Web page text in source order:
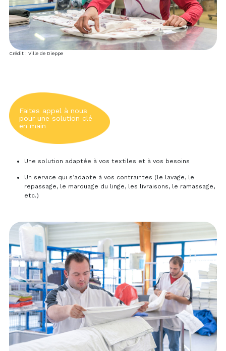
Crédit : Ville de Dieppe
Faites appel à nous
pour une solution clé
en main
Une solution adaptée à vos textiles et à vos besoins
Un service qui s’adapte à vos contraintes (le lavage, le
repassage, le marquage du linge, les livraisons, le ramassage,
etc.)